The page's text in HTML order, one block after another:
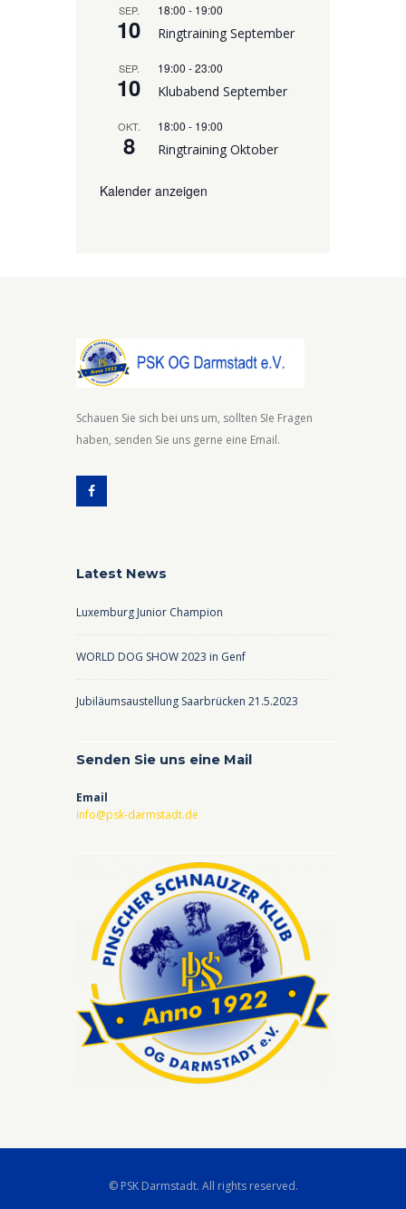
SEP.
10
18:00 - 19:00
Ringtraining September
SEP.
10
19:00 -23:00
Klubabend September
OKT.
8
18:00 - 19:00
Ringtraining Oktober
Kalender anzeigen
Schauen Sie sich bei uns um, sollten SIe Fragen
haben, senden Sie uns gerne eine Email.
Latest News
Luxemburg Junior Champion
WORLD DOG SHOW 2023 in Genf
Jubiläumsaustellung Saarbrücken 21.5.2023
Senden Sie uns eine Mail
Email
info@psk-darmstadt.de
© PSK Darmstadt. All rights reserved.